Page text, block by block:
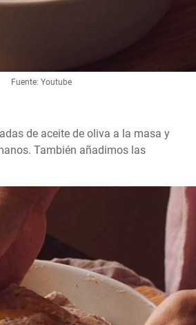
Fuente: Youtube
de aceite de oliva a la masa y
También añadimos las